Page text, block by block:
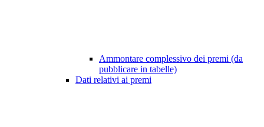
Ammontare complessivo dei premi (da
pubblicare in tabelle)
Dati relativi ai premi